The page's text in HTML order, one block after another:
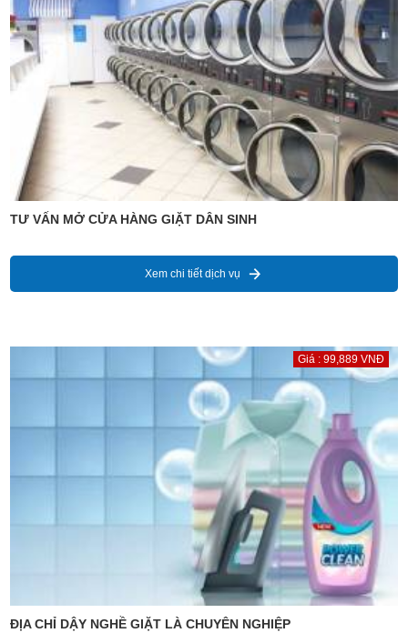
TƯ VẤN MỞ CỬA HÀNG GIẶT DÂN SINH
Xem chi tiết dịch vụ
Giá : 99,889 VNĐ
ĐỊA CHỈ DẬY NGHỀ GIẶT LÀ CHUYÊN NGHIỆP